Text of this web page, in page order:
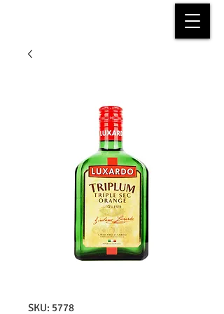
SKU: 5778